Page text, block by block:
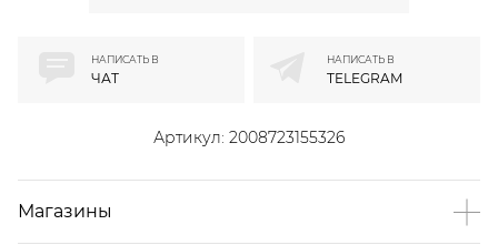
Артикул: 2008723155326
НАПИСАТЬ В
ЧАТ
НАПИСАТЬ В
TELEGRAM
Магазины